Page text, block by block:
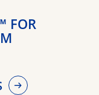
FOR